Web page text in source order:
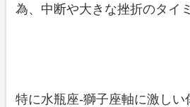
為、中断や大きな挫折のタイ
特に水瓶座-獅子座軸に激しい